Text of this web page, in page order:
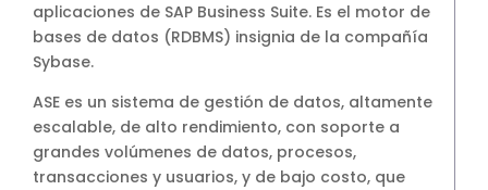
aplicaciones de SAP Business Suite. Es el motor de
bases de datos (RDBMS) insignia de la compañía
Sybase.
ASE es un sistema de gestión de datos, altamente
escalable, de alto rendimiento, con soporte a
grandes volúmenes de datos, procesos,
transacciones y usuarios, y de bajo costo, que